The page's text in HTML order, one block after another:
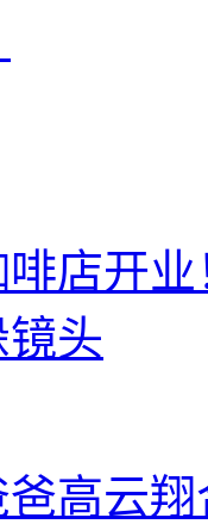
店开
头
高云